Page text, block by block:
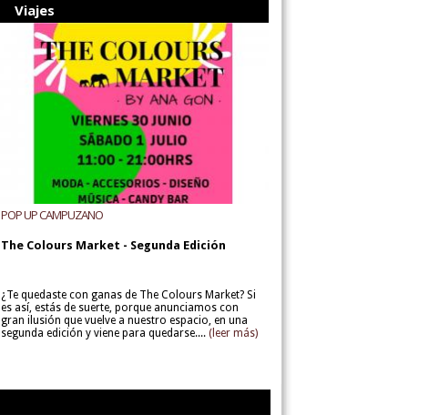
Viajes
POP UP CAMPUZANO
The Colours Market - Segunda Edición
¿Te quedaste con ganas de The Colours Market? Si
es así, estás de suerte, porque anunciamos con
gran ilusión que vuelve a nuestro espacio, en una
segunda edición y viene para quedarse.... (leer más)